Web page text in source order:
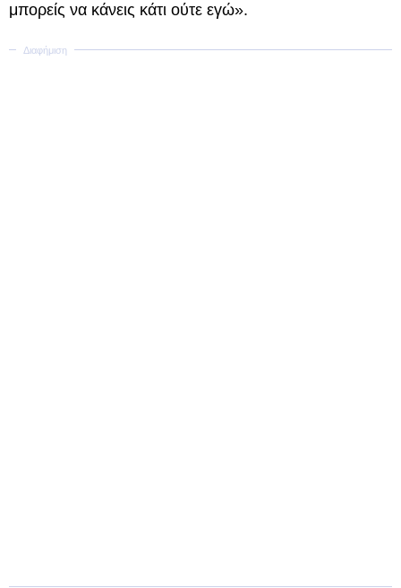
μπορείς να κάνεις κάτι ούτε εγώ».